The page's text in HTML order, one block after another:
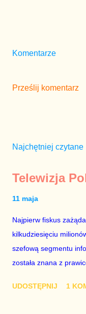
Komentarze
Prześlij komentarz
Najchętniej czytane
Telewizja
11 maja
Najpierw fiskus
kilkudziesięciu
szefową segmentu
została znana z
marionetka partii
UDOSTĘPNIJ 1